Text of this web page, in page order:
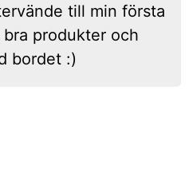
till min första
produkter och
bordet :)